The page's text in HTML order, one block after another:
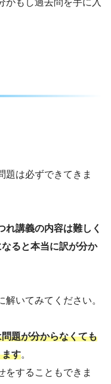
がもし過去問を手に入
題は必ずできてきま
れ講義の内容は難しく
ると本当に訳が分か
いてみてください。
題が分からなくても
す。
をすることもできま